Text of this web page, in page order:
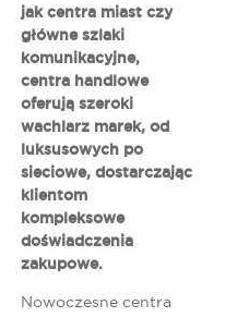
jak centra miast czy
główne szlaki
komunikacyjne,
centra handlowe
oferują szeroki
wachlarz marek, od
luksusowych po
sieciowe, dostarczając
klientom
kompleksowe
doświadczenia
zakupowe.
Nowoczesne centra